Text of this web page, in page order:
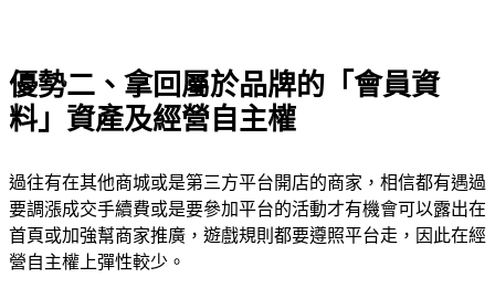
優勢二、拿回屬於品牌的「會員資
料」資產及經營自主權
過往有在其他商城或是第三方平台開店的商家，相信都有遇過
要調漲成交手續費或是要參加平台的活動才有機會可以露出在
首頁或加強幫商家推廣，遊戲規則都要遵照平台走，因此在經
營自主權上彈性較少。